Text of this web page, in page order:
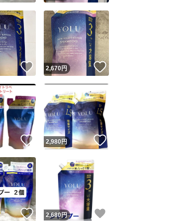
いいね！
2,670円 いいね！
いいね！
2,980 円 いいね！
いいね！
2,680円